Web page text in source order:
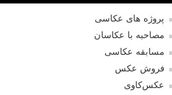
پروژه های عکاسی
مصاحبه با عکاسان
مسابقه عکاسی
فروش عکس
عکس‌کاوی